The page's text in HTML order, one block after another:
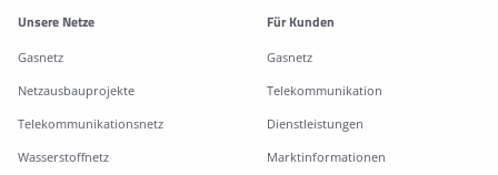
Weitere Informationen
Unsere Netze
Gasnetz
Netzausbauprojekte
Telekommunikationsnetz
Wasserstoffnetz
Für Kunden
Gasnetz
Telekommunikation
Dienstleistungen
Marktinformationen